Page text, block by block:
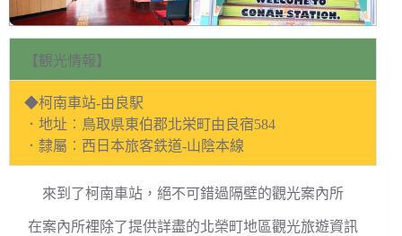
【観光情報】
◆柯南車站-由良駅
．地址︰鳥取県東伯郡北栄町由良宿584
．隸屬︰西日本旅客鉄道-山陰本線
來到了柯南車站，絕不可錯過隔壁的觀光案內所
在案內所裡除了提供詳盡的北榮町地區觀光旅遊資訊